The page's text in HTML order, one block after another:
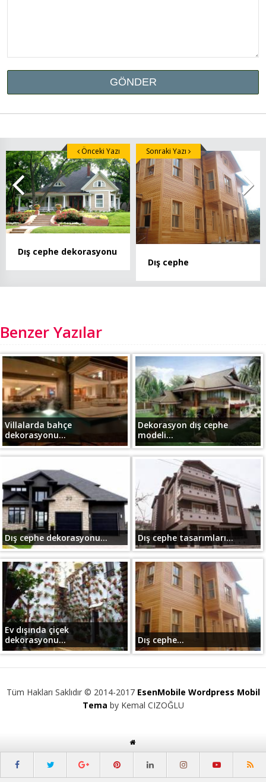
Dış cephe dekorasyonu
Önceki Yazı
Dış cephe
Sonraki Yazı
Benzer Yazılar
Villalarda bahçe
dekorasyonu...
Dekorasyon dış cephe
modeli...
Dış cephe dekorasyonu... Dış cephe tasarımları...
Ev dışında çiçek
dekorasyonu...
Dış cephe...
Tüm Hakları Saklıdır © 2014-2017 EsenMobile Wordpress Mobil
Tema by Kemal CIZOĞLU